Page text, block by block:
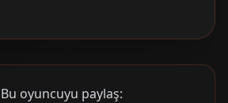
Bu oyuncuyu paylaş: